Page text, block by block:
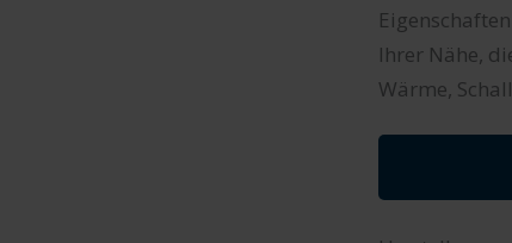
Ihrer Nähe,
Wärme,